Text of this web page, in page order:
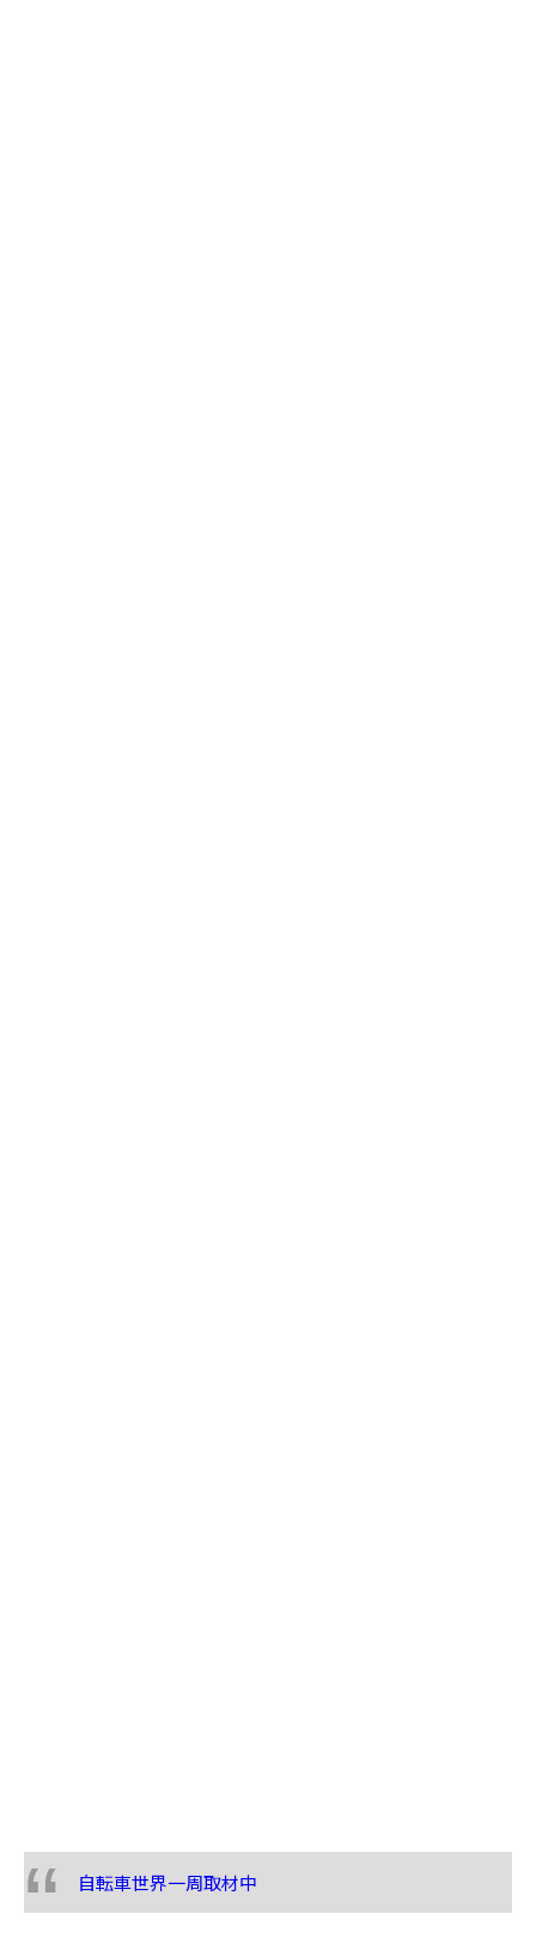
自転車世界一周取材中